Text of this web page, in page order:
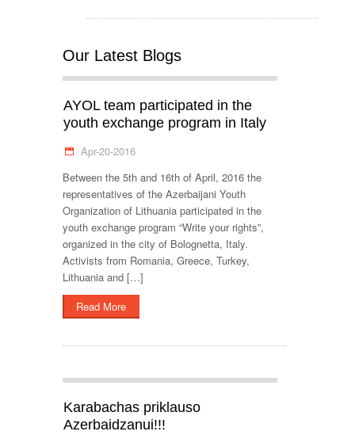
Our Latest Blogs
AYOL team participated in the
youth exchange program in Italy
Apr-20-2016
Between the 5th and 16th of April, 2016 the
representatives of the Azerbaijani Youth
Organization of Lithuania participated in the
youth exchange program “Write your rights”,
organized in the city of Bolognetta, Italy.
Activists from Romania, Greece, Turkey,
Lithuania and […]
Read More
Karabachas priklauso
Azerbaidzanui!!!